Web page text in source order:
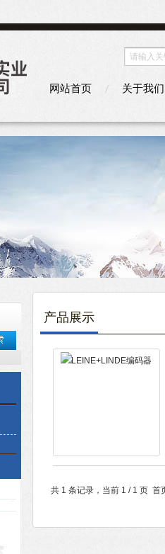
网站首页 关于我们
产品展示
共 1 条记录，当前 1 / 1 页